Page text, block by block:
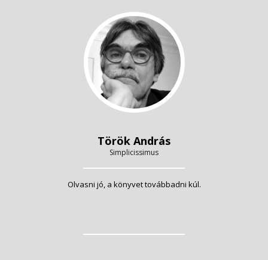
Török András
Simplicissimus
Olvasni jó, a könyvet továbbadni kúl.